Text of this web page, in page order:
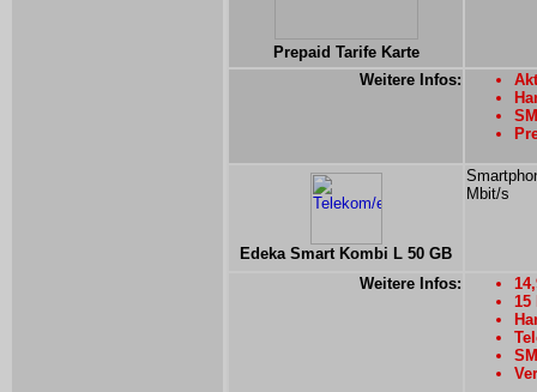
Prepaid Tarife Karte
Weitere Infos:
Edeka Smart Kombi L 50 GB
Mbit/s
Weitere Infos:
15